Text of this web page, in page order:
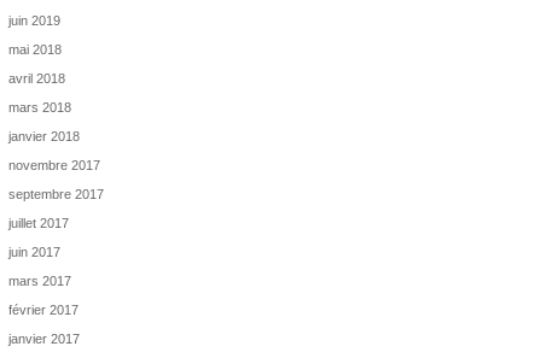
juin 2019
mai 2018
avril 2018
mars 2018
janvier 2018
novembre 2017
septembre 2017
juillet 2017
juin 2017
mars 2017
février 2017
janvier 2017